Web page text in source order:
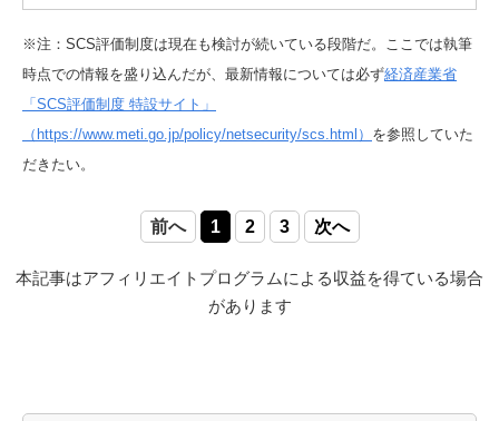
※注：SCS評価制度は現在も検討が続いている段階だ。ここでは執筆
時点での情報を盛り込んだが、最新情報については必ず経済産業省
「SCS評価制度 特設サイト」
（https://www.meti.go.jp/policy/netsecurity/scs.html） を参照していた
だきたい。
前へ 1 2 3 次へ
本記事はアフィリエイトプログラムによる収益を得ている場合
があります